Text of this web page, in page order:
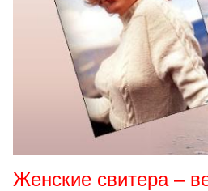
Женские свитера –